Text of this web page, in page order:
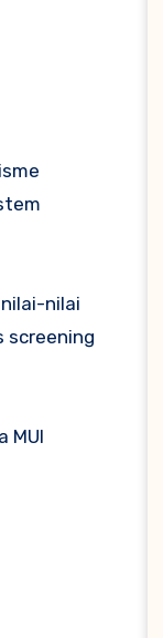
nilai
screening
MUI